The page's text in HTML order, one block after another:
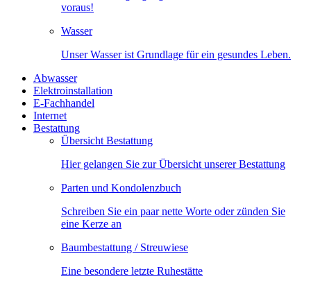
voraus!
Wasser
Unser Wasser ist Grundlage für ein gesundes Leben.
Abwasser
Elektroinstallation
E-Fachhandel
Internet
Bestattung
Übersicht Bestattung
Hier gelangen Sie zur Übersicht unserer Bestattung
Parten und Kondolenzbuch
Schreiben Sie ein paar nette Worte oder zünden Sie
eine Kerze an
Baumbestattung / Streuwiese
Eine besondere letzte Ruhestätte